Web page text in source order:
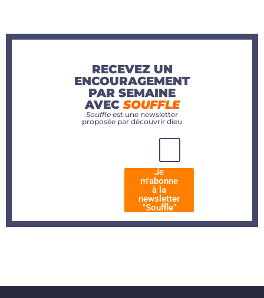
RECEVEZ UN
ENCOURAGEMENT
PAR SEMAINE
AVECSOUFFLE
Souffle est une newsletter
proposée par découvrir dieu
Je
m'abonne
à la
newsletter
"Souffle"